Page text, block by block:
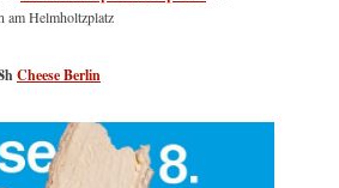
am Helmholtzplatz
Cheese Berlin